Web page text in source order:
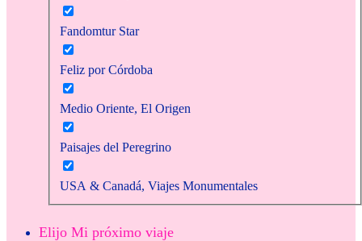
Fandomtur Star
Feliz por Córdoba
Medio Oriente, El Origen
Paisajes del Peregrino
USA & Canadá, Viajes Monumentales
Elijo Mi próximo viaje